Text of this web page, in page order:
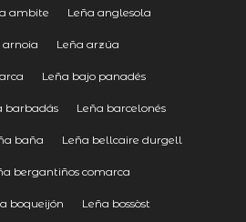
ambite Leña anglesola
arnoia Leña arzúa
Leña bajo panadés
barbadás Leña barcelonés
baña Leña bellcaire durgell
bergantiños comarca
boqueijón Leña bossòst